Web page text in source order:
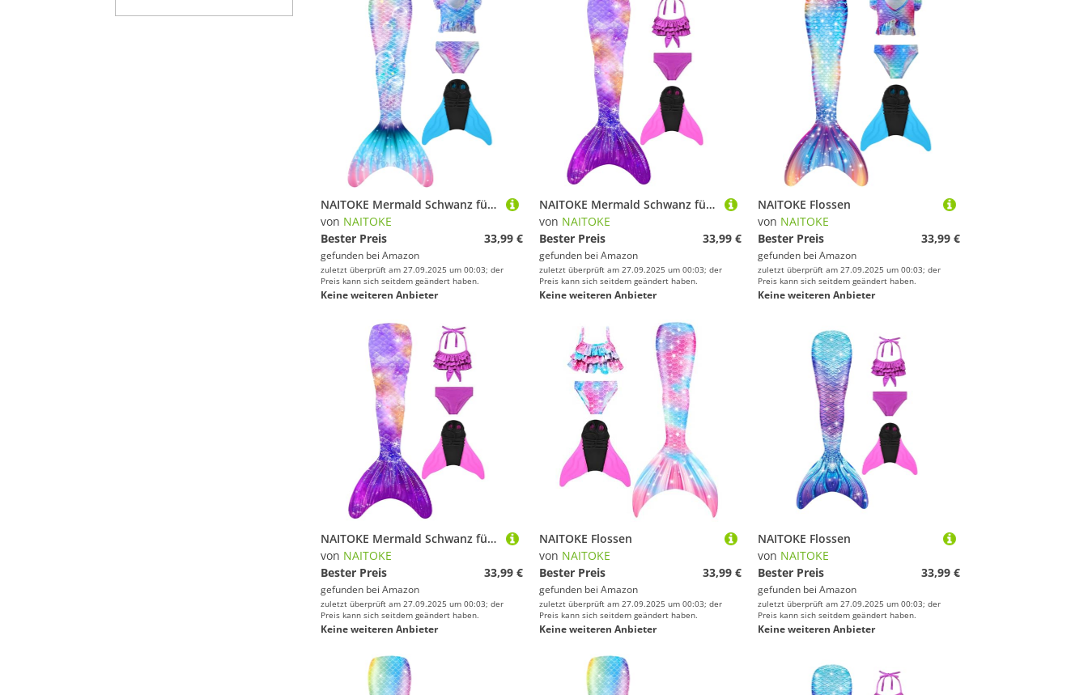
NAITOKE Mermald Schwanz für Pool
von NAITOKE
Bester Preis
33,99 €
gefunden bei Amazon
zuletzt überprüft am 27.09.2025 um 00:03; der
Preis kann sich seitdem geändert haben.
Keine weiteren Anbieter
NAITOKE Mermald Schwanz für Pool
von NAITOKE
Bester Preis
33,99 €
gefunden bei Amazon
zuletzt überprüft am 27.09.2025 um 00:03; der
Preis kann sich seitdem geändert haben.
Keine weiteren Anbieter
NAITOKE Flossen
von NAITOKE
Bester Preis
33,99 €
gefunden bei Amazon
zuletzt überprüft am 27.09.2025 um 00:03; der
Preis kann sich seitdem geändert haben.
Keine weiteren Anbieter
NAITOKE Mermald Schwanz für Pool
von NAITOKE
Bester Preis
33,99 €
gefunden bei Amazon
zuletzt überprüft am 27.09.2025 um 00:03; der
Preis kann sich seitdem geändert haben.
Keine weiteren Anbieter
NAITOKE Flossen
von NAITOKE
Bester Preis
33,99 €
gefunden bei Amazon
zuletzt überprüft am 27.09.2025 um 00:03; der
Preis kann sich seitdem geändert haben.
Keine weiteren Anbieter
NAITOKE Flossen
von NAITOKE
Bester Preis
33,99 €
gefunden bei Amazon
zuletzt überprüft am 27.09.2025 um 00:03; der
Preis kann sich seitdem geändert haben.
Keine weiteren Anbieter